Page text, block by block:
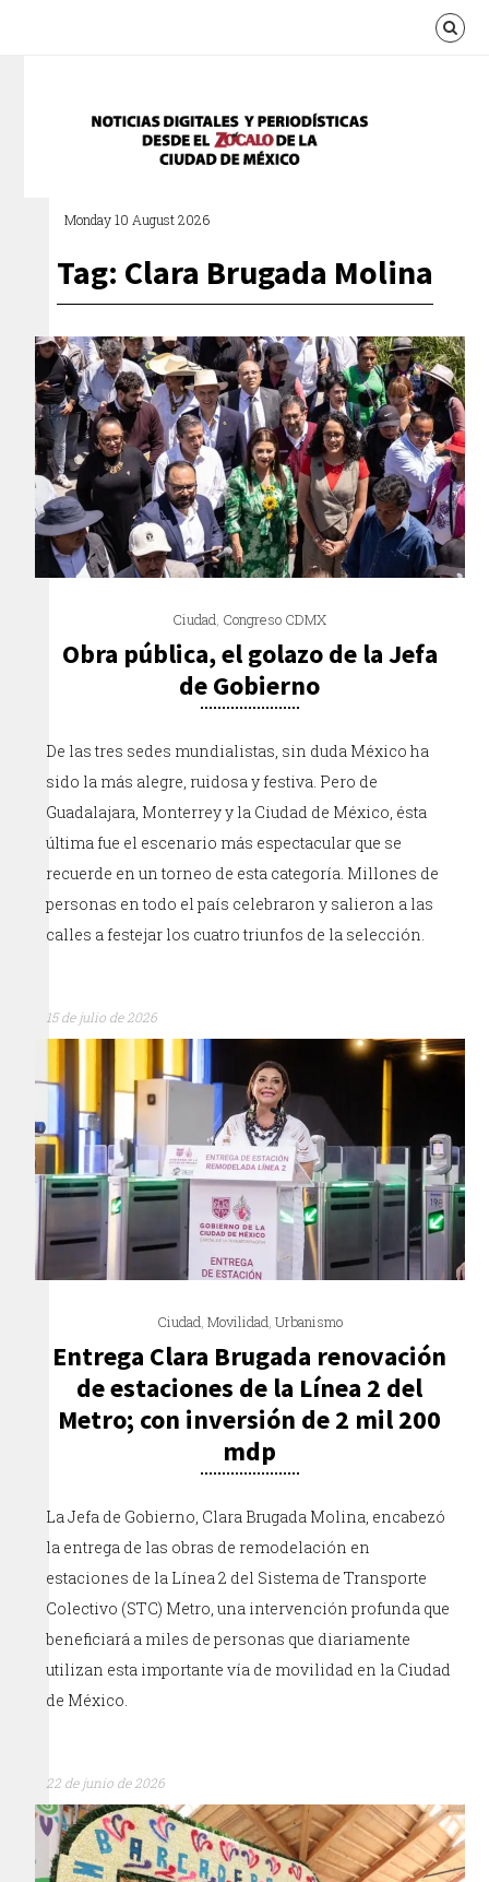
Monday 10 August 2026
Tag: Clara Brugada Molina
Ciudad, Congreso CDMX
Obra pública, el golazo de la Jefa
de Gobierno
De las tres sedes mundialistas, sin duda México ha
sido la más alegre, ruidosa y festiva. Pero de
Guadalajara, Monterrey y la Ciudad de México, ésta
última fue el escenario más espectacular que se
recuerde en un torneo de esta categoría. Millones de
personas en todo el país celebraron y salieron a las
calles a festejar los cuatro triunfos de la selección.
15 de julio de 2026
Ciudad, Movilidad, Urbanismo
Entrega Clara Brugada renovación
de estaciones de la Línea 2 del
Metro; con inversión de 2 mil 200
mdp
La Jefa de Gobierno, Clara Brugada Molina, encabezó
la entrega de las obras de remodelación en
estaciones de la Línea 2 del Sistema de Transporte
Colectivo (STC) Metro, una intervención profunda que
beneficiará a miles de personas que diariamente
utilizan esta importante vía de movilidad en la Ciudad
de México.
22 de junio de 2026